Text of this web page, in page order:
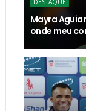
Mayra
onde meu